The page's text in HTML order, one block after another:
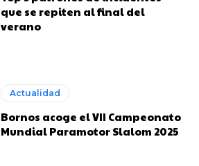
que se repiten al final del
verano
Actualidad
Bornos acoge el VII Campeonato
Mundial Paramotor Slalom 2025